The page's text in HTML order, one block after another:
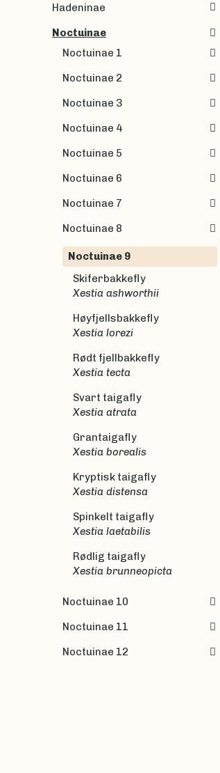
Hadeninae
Noctuinae
Noctuinae 1
Noctuinae 2
Noctuinae 3
Noctuinae 4
Noctuinae 5
Noctuinae 6
Noctuinae 7
Noctuinae 8
Noctuinae 9
Skiferbakkefly
Xestia ashworthii
Høyfjellsbakkefly
Xestia lorezi
Rødt fjellbakkefly
Xestia tecta
Svart taigafly
Xestia atrata
Grantaigafly
Xestia borealis
Kryptisk taigafly
Xestia distensa
Spinkelt taigafly
Xestia laetabilis
Rødlig taigafly
Xestia brunneopicta
Noctuinae 10
Noctuinae 11
Noctuinae 12